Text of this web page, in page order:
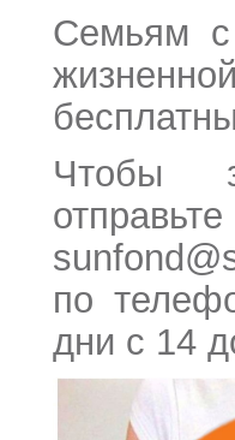
Семьям с
Чтобы
по
дни с 14